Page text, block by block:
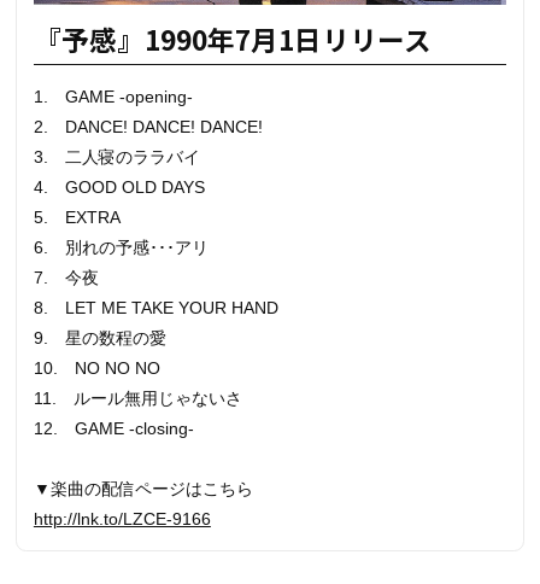
『予感』1990年7月1日リリース
1. GAME -opening-
2. DANCE! DANCE! DANCE!
3. 二人寝のララバイ
4. GOOD OLD DAYS
5. EXTRA
6. 別れの予感･･･アリ
7. 今夜
8. LET ME TAKE YOUR HAND
9. 星の数程の愛
10. NO NO NO
11. ルール無用じゃないさ
12. GAME -closing-
▼楽曲の配信ページはこちら
http://lnk.to/LZCE-9166